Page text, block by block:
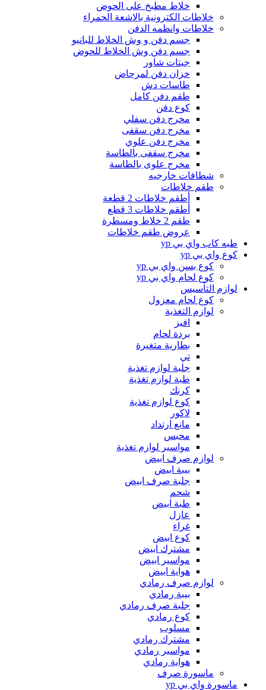
خلاط مطبخ على الحوض
خلاطات الكترونية بالاشعة الحمراء
خلاطات وانظمه الدفن
جسم دفن و وش الخلاط للبانيو
جسم دفن وش الخلاط للحوض
جيتات شاور
خزان دفن لمرحاض
طاسات دش
طقم دفن كامل
كوع دفن
مخرج دفن سفلي
مخرج دفن سقفى
مخرج دفن علوي
مخرج سقفى بالطاسة
مخرج علوى بالطاسة
شطافات خارجيه
طقم خلاطات
أطقم خلاطات 2 قطعة
أطقم خلاطات 3 قطع
طقم 2 خلاط ومسطرة
عروض طقم خلاطات
طبه كاب واي بي yp
كوع واي بي yp
كوع بسن واي بي yp
كوع لحام واي بي yp
لوازم التأسيس
كوع لحام معزول
لوازم التغذية
افيز
بردة لحام
بطارية متغيرة
تي
جلبة لوازم تغذية
طبة لوازم تغذية
كرنك
كوع لوازم تغذية
لاكور
مانع ارتداد
محبس
مواسير لوازم تغذية
لوازم صرف ابيض
بيبة ابيض
جلبة صرف ابيض
شحم
طبة ابيض
عازل
غراء
كوع ابيض
مشترك ابيض
مواسير ابيض
هواية ابيض
لوازم صرف رمادي
بيبة رمادي
جلبة صرف رمادي
كوع رمادي
مسلوب
مشترك رمادي
مواسير رمادي
هواية رمادي
ماسورة صرف
ماسورة واي بي yp